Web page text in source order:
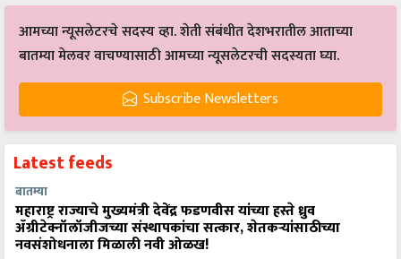
आमच्या न्यूसलेटरचे सदस्य व्हा. शेती संबंधीत देशभरातील आताच्या
बातम्या मेलवर वाचण्यासाठी आमच्या न्यूसलेटरची सदस्यता घ्या.
Subscribe Newsletters
Latest feeds
बातम्या
महाराष्ट्र राज्याचे मुख्यमंत्री देवेंद्र फडणवीस यांच्या हस्ते ध्रुव
ॲग्रीटेक्नॉलॉजीजच्या संस्थापकांचा सत्कार, शेतकऱ्यांसाठीच्या
नवसंशोधनाला मिळाली नवी ओळख!